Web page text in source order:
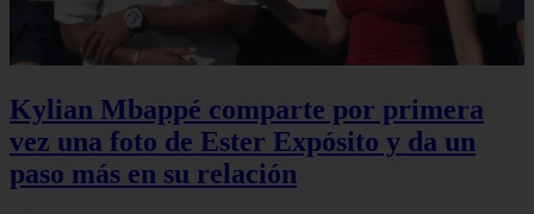
Kylian Mbappé comparte por primera
vez una foto de Ester Expósito y da un
paso más en su relación